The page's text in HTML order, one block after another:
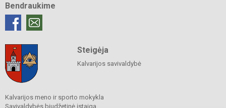
Bendraukime
Steigėja
Kalvarijos savivaldybė
Kalvarijos meno ir sporto mokykla
Savivaldybės biudžetinė įstaiga